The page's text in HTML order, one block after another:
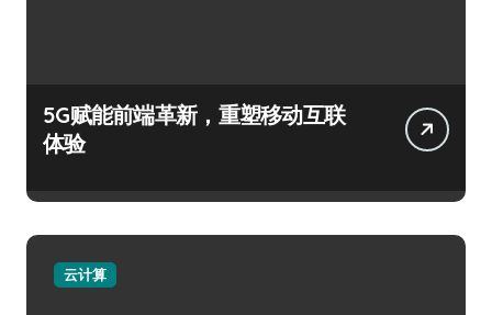
5G赋能前端革新，重塑移动互联
体验
云计算